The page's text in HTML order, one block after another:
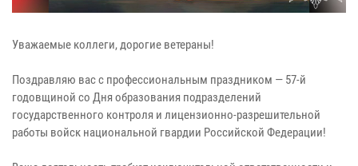
Уважаемые коллеги, дорогие ветераны!
Поздравляю вас с профессиональным праздником — 57-й
годовщиной со Дня образования подразделений
государственного контроля и лицензионно-разрешительной
работы войск национальной гвардии Российской Федерации!